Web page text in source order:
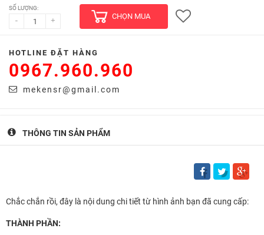
SỐ LƯỢNG:
- +
CHỌN MUA
HOTLINE ĐẶT HÀNG
0967.960.960
mekensr@gmail.com
THÔNG TIN SẢN PHẨM
Chắc chắn rồi, đây là nội dung chi tiết từ hình ảnh bạn đã cung cấp:
THÀNH PHẦN: